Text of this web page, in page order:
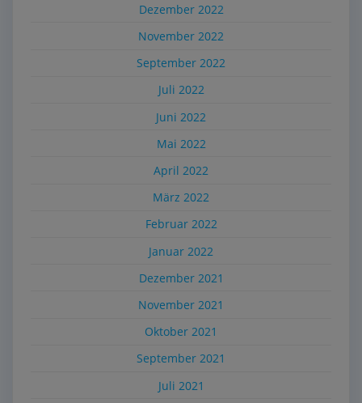
Dezember 2022
November 2022
September 2022
Juli 2022
Juni 2022
Mai 2022
April 2022
März 2022
Februar 2022
Januar 2022
Dezember 2021
November 2021
Oktober 2021
September 2021
Juli 2021